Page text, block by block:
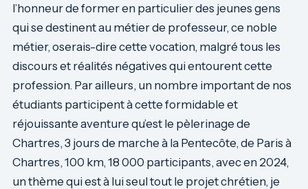
l’honneur de former en particulier des jeunes gens
qui se destinent au métier de professeur, ce noble
métier, oserais-dire cette vocation, malgré tous les
discours et réalités négatives qui entourent cette
profession. Par ailleurs, un nombre important de nos
étudiants participent à cette formidable et
réjouissante aventure qu’est le pèlerinage de
Chartres, 3 jours de marche à la Pentecôte, de Paris à
Chartres, 100 km, 18 000 participants, avec en 2024,
un thème qui est à lui seul tout le projet chrétien, je